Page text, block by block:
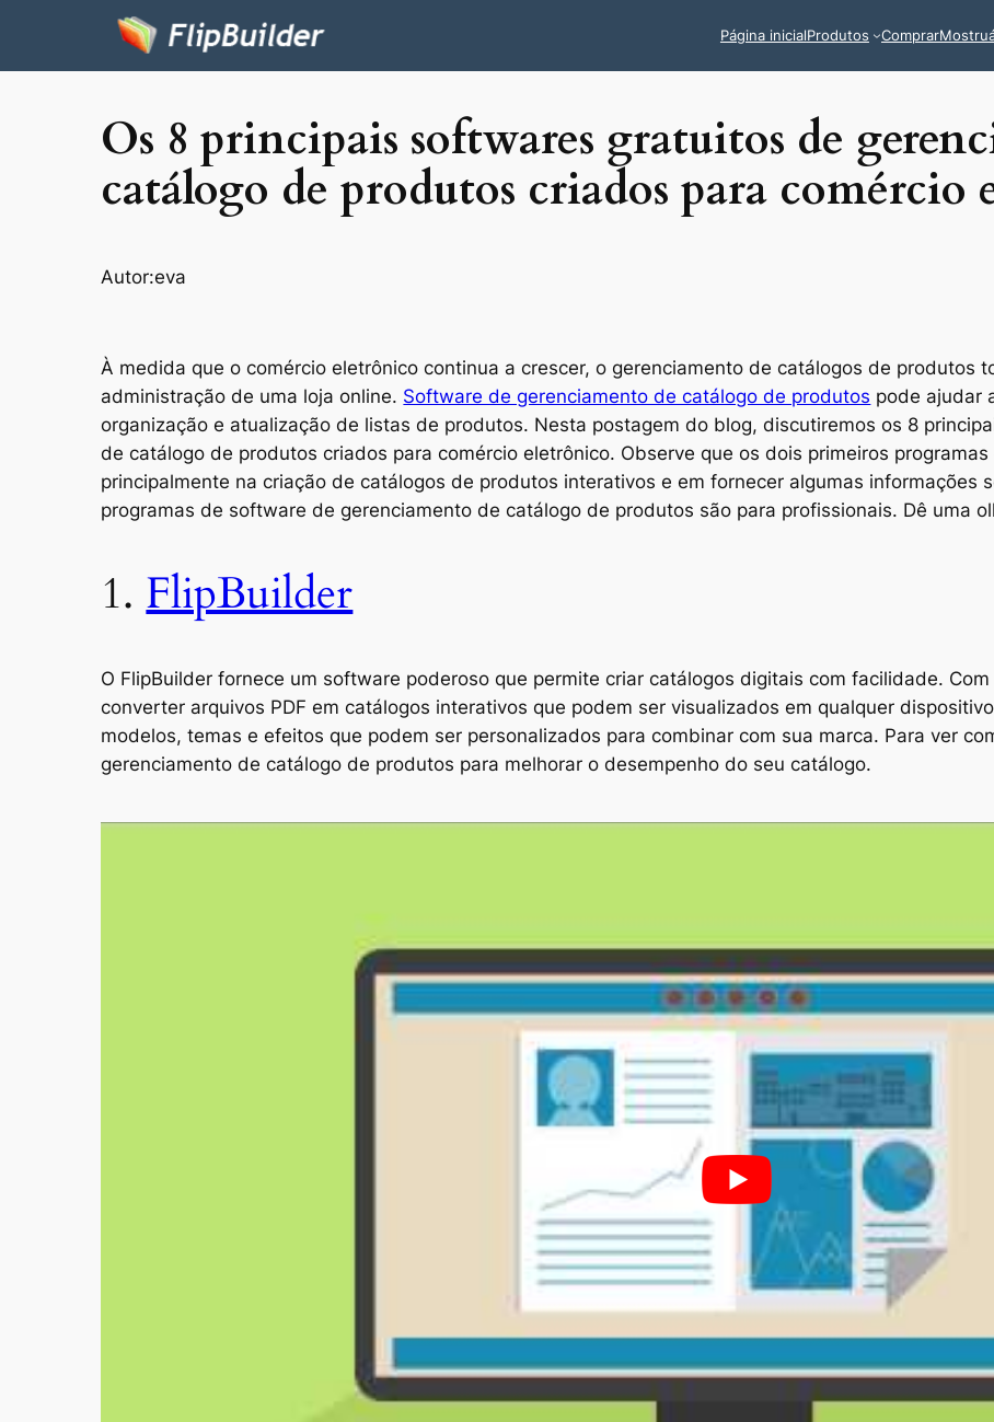
Página inicialProdutos Comprar
Os 8 principais softwares gratuitos de
catálogo de produtos criados para comércio
Autor:eva
À medida que o comércio eletrônico continua a crescer, o gerenciamento de catálogos de produtos
administração de uma loja online. Software de gerenciamento de catálogo de produtos pode ajudar
organização e atualização de listas de produtos. Nesta postagem do blog, discutiremos os 8
de catálogo de produtos criados para comércio eletrônico. Observe que os dois primeiros
principalmente na criação de catálogos de produtos interativos e em fornecer algumas informações
programas de software de gerenciamento de catálogo de produtos são para profissionais. Dê uma
1.FlipBuilder
O FlipBuilder fornece um software poderoso que permite criar catálogos digitais com facilidade.
converter arquivos PDF em catálogos interativos que podem ser visualizados em qualquer
modelos, temas e efeitos que podem ser personalizados para combinar com sua marca. Para ver
gerenciamento de catálogo de produtos para melhorar o desempenho do seu catálogo.